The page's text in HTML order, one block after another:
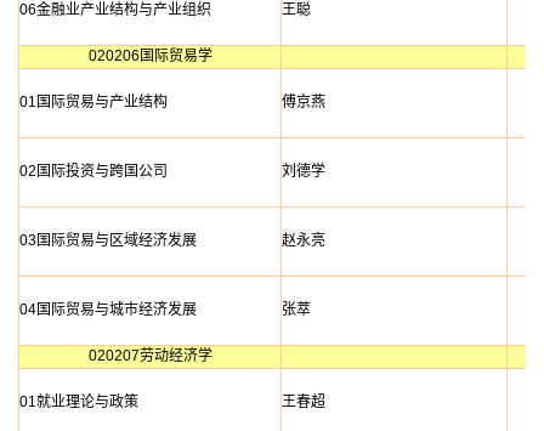
06金融业产业结构与产业组织 王聪
020206国际贸易学
01国际贸易与产业结构 傅京燕
02国际投资与跨国公司 刘德学
03国际贸易与区域经济发展 赵永亮
04国际贸易与城市经济发展 张萃
020207劳动经济学
01就业理论与政策 王春超